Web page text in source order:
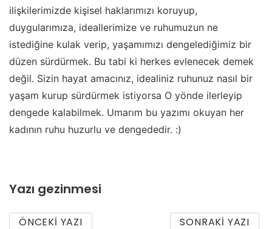
ilişkilerimizde kişisel haklarımızı koruyup,
duygularımıza, ideallerimize ve ruhumuzun ne
istediğine kulak verip, yaşamımızı dengelediğimiz bir
düzen sürdürmek. Bu tabi ki herkes evlenecek demek
değil. Sizin hayat amacınız, idealiniz ruhunuz nasıl bir
yaşam kurup sürdürmek istiyorsa O yönde ilerleyip
dengede kalabilmek. Umarım bu yazımı okuyan her
kadının ruhu huzurlu ve dengededir. :)
Yazı gezinmesi
ÖNCEKI YAZI SONRAKI YAZI